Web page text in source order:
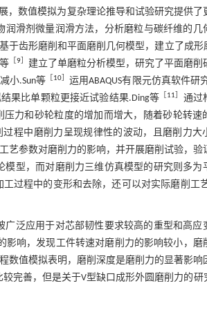
，数值模拟为复杂理论推导和试验研究提供了
润滑剂微量润滑方法，分析磨粒与碳纤维的几
基于齿形磨削和平面磨削几何模型，建立了成形
［ 9］ 建立了单磨粒分析模型，研究了平面磨削
小.Sun等［ 10 ］运用ABAQUS有限元仿真软件研
果比单颗粒更接近试验结果.Ding等
11
通过
力和砂轮粒度的增加而增大，随着砂轮转速
程中磨削力呈现规律性的波动，且磨削力大
艺参数对磨削力的影响，并开展磨削试验，验
型，而对磨削力三维仿真模型的研究则多为
过程中的变形和去除，还可以对实际磨削工
广泛应用于对芯部韧性要求较高的重型和高应
影响，发现工件转速对磨削力的影响较小，磨
数值模拟表明，磨削深度是磨削力的显著影响
完善，但是关于V型缺口成形外圆磨削力的研